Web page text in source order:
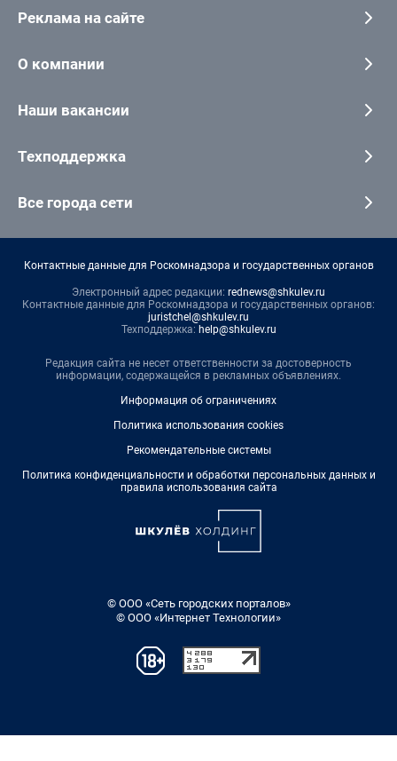
Реклама на сайте
О компании
Наши вакансии
Техподдержка
Все города сети
Контактные данные для Роскомнадзора и государственных органов
Электронный адрес редакции: rednews@shkulev.ru
Контактные данные для Роскомнадзора и государственных органов:
juristchel@shkulev.ru
Техподдержка: help@shkulev.ru
Редакция сайта не несет ответственности за достоверность
информации, содержащейся в рекламных объявлениях.
Информация об ограничениях
Политика использования cookies
Рекомендательные системы
Политика конфиденциальности и обработки персональных данных и
правила использования сайта
© ООО «Сеть городских порталов»
© ООО «Интернет Технологии»